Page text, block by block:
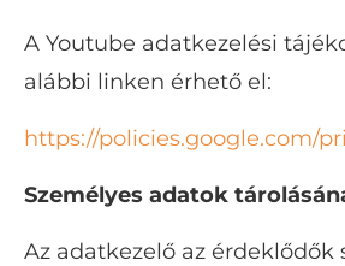
A Youtube adatkezelési
alábbi linken érhető el:
https://policies.google.com/
Személyes adatok
Az adatkezelő az érdeklődők